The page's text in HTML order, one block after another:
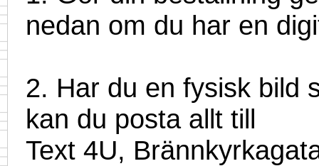
nedan om du har en
2. Har du en fysisk bild
kan du posta allt till
Text 4U,